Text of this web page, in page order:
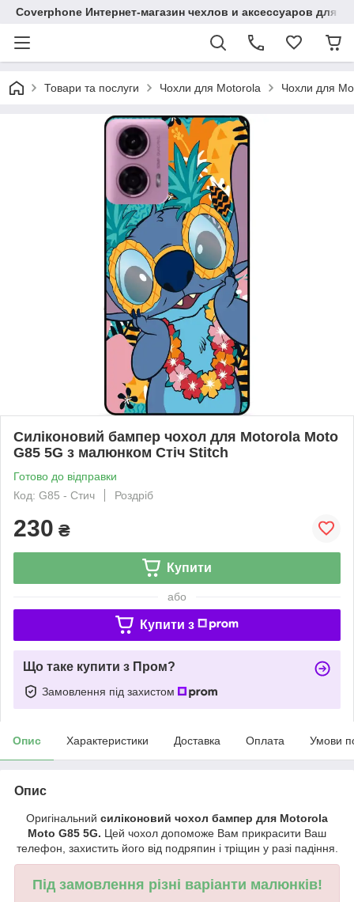
Coverphone Интернет-магазин чехлов и аксессуаров для
Товари та послуги Чохли для Motorola Чохли для
Силіконовий бампер чохол для Motorola Moto
G85 5G з малюнком Стіч Stitch
Готово до відправки
Код: G85 - Стич
Роздріб
230 ₴
Купити
або
Купити з
Що таке купити з Пром?
Замовлення під захистом
Опис Характеристики Доставка Оплата Умови
Опис
Оригінальний силіконовий чохол бампер для Motorola
Moto G85 5G. Цей чохол допоможе Вам прикрасити Ваш
телефон, захистить його від подряпин і тріщин у разі падіння.
Під замовлення різні варіанти малюнків!